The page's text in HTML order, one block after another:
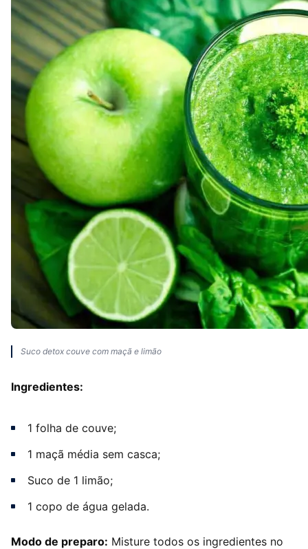
Suco detox couve com maçã e limão
Ingredientes:
1 folha de couve;
1 maçã média sem casca;
Suco de 1 limão;
1 copo de água gelada.
Modo de preparo: Misture todos os ingredientes no